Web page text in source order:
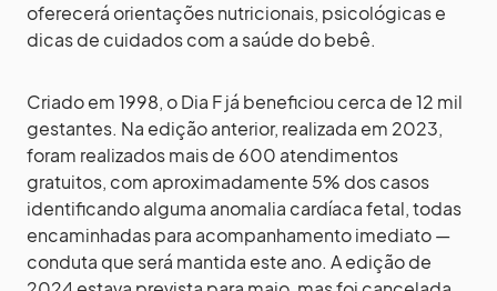
oferecerá orientações nutricionais, psicológicas e
dicas de cuidados com a saúde do bebê.
Criado em 1998, o Dia F já beneficiou cerca de 12 mil
gestantes. Na edição anterior, realizada em 2023,
foram realizados mais de 600 atendimentos
gratuitos, com aproximadamente 5% dos casos
identificando alguma anomalia cardíaca fetal, todas
encaminhadas para acompanhamento imediato —
conduta que será mantida este ano. A edição de